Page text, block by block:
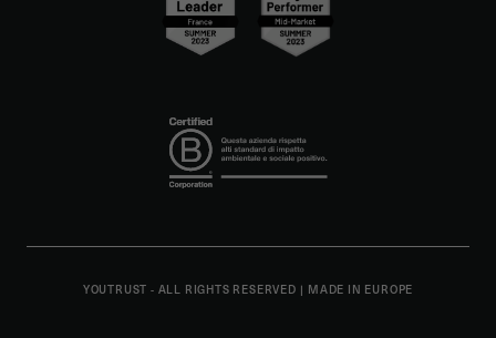
YOUTRUST - ALL RIGHTS RESERVED | MADE IN EUROPE